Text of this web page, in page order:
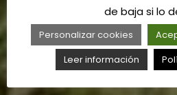
de baja si lo
Personalizar cookies
Leer información